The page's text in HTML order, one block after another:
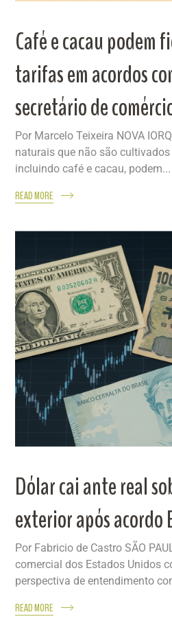
Café e cacau podem
tarifas em acordos
secretário de
Por Marcelo Teixeira NOVA
naturais que não são
incluindo café e cacau, podem...
READ MORE
Dólar cai ante real
exterior após acordo
Por Fabricio de Castro SÃO
comercial dos Estados Unidos
perspectiva de entendimento
READ MORE